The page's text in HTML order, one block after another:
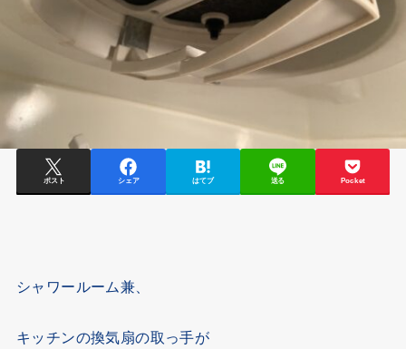
ポスト シェア はてブ 送る Pocket
シャワールーム兼、
キッチンの換気扇の取っ手が